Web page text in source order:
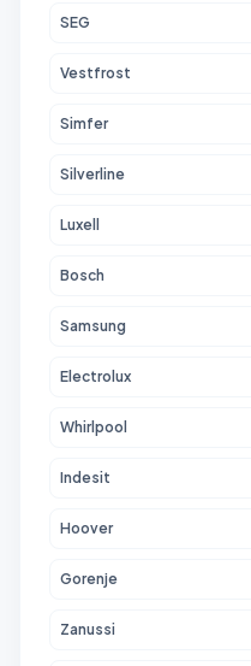
SEG
Vestfrost
Simfer
Silverline
Luxell
Bosch
Samsung
Electrolux
Whirlpool
Indesit
Hoover
Gorenje
Zanussi